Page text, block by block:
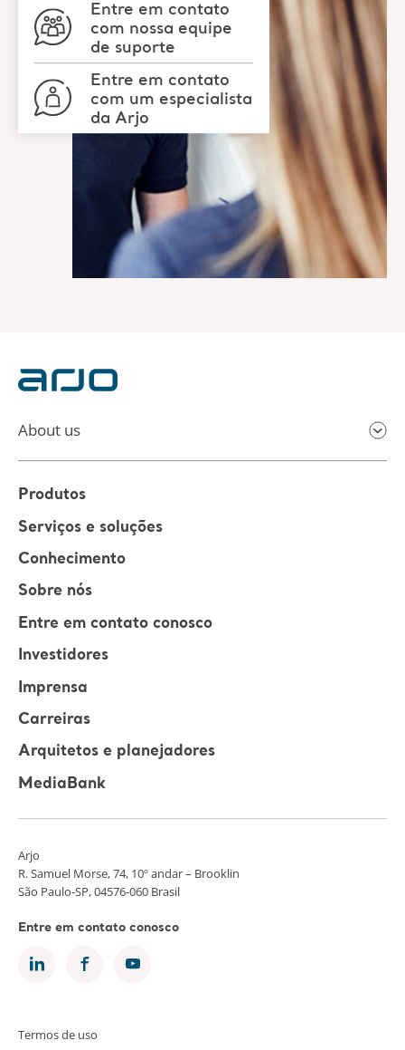
Entre em contato
com nossa equipe
de suporte
Entre em contato
com um especialista
da Arjo
About us
Produtos
Serviços e soluções
Conhecimento
Sobre nós
Entre em contato conosco
Investidores
Imprensa
Carreiras
Arquitetos e planejadores
MediaBank
Arjo
R. Samuel Morse, 74, 10º andar – Brooklin
São Paulo-SP, 04576-060 Brasil
Entre em contato conosco
Termos de uso